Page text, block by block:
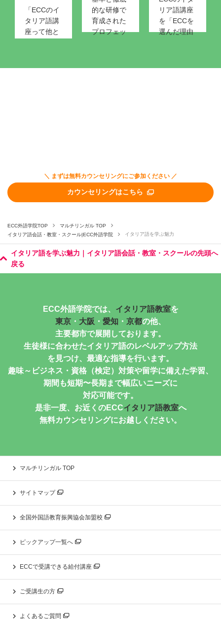
「ECCのイ
タリア語講
座って他と
的な研修で
育成された
プロフェッ
リア語講座
を「ECCを
選んだ理由
カウンセリングはこちら
ECC外語学院TOP
マルチリンガル TOP
イタリア語会話・教室・スクール|ECC外語学院
イタリア語を学ぶ魅力
イタリア語を学ぶ魅力｜イタリア語会話・教室・スクールの先頭へ
戻る
ECC外語学院では、 イタリア語教室を
東京 ・ 大阪 ・ 愛知 ・ 京都の他、
主要都市で展開しております。
生徒様に合わせたイタリア語のレベルアップ方法
を見つけ、最適な指導を行います。
趣味～ビジネス・資格（検定）対策や留学に備えた学習、
期間も短期〜長期まで幅広いニーズに
対応可能です。
是非一度、お近くのECCイタリア語教室へ
無料カウンセリングにお越しください。
マルチリンガル TOP
サイトマップ
全国外国語教育振興協会加盟校
ピックアップ一覧へ
ECCで受講できる給付講座
ご受講生の方
よくあるご質問